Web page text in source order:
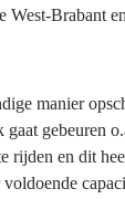
West-Brabant
manier
gebeuren
rijden en dit